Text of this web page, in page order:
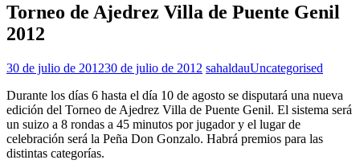
Torneo de Ajedrez Villa de Puente Genil
2012
30 de julio de 201230 de julio de 2012 sahaldauUncategorised
Durante los días 6 hasta el día 10 de agosto se disputará una nueva
edición del Torneo de Ajedrez Villa de Puente Genil. El sistema será
un suizo a 8 rondas a 45 minutos por jugador y el lugar de
celebración será la Peña Don Gonzalo. Habrá premios para las
distintas categorías.